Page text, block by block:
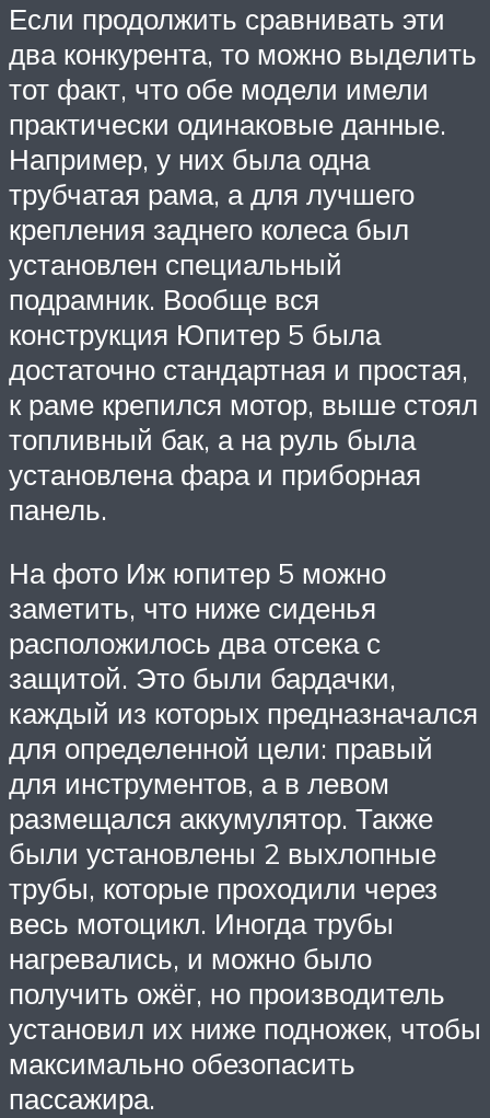
Если продолжить сравнивать эти
два конкурента, то можно выделить
тот факт, что обе модели имели
практически одинаковые данные.
Например, у них была одна
трубчатая рама, а для лучшего
крепления заднего колеса был
установлен специальный
подрамник. Вообще вся
конструкция Юпитер 5 была
достаточно стандартная и простая,
к раме крепился мотор, выше стоял
топливный бак, а на руль была
установлена фара и приборная
панель.
На фото Иж юпитер 5 можно
заметить, что ниже сиденья
расположилось два отсека с
защитой. Это были бардачки,
каждый из которых предназначался
для определенной цели: правый
для инструментов, а в левом
размещался аккумулятор. Также
были установлены 2 выхлопные
трубы, которые проходили через
весь мотоцикл. Иногда трубы
нагревались, и можно было
получить ожёг, но производитель
установил их ниже подножек, чтобы
максимально обезопасить
пассажира.